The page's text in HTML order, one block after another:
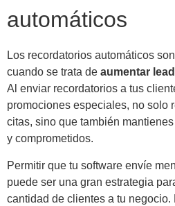
automáticos
Los recordatorios automáticos
cuando se trata de aumentar
Al enviar recordatorios a tus
promociones especiales, no solo
citas, sino que también
y comprometidos.
Permitir que tu software envíe
puede ser una gran estrategia
cantidad de clientes a tu